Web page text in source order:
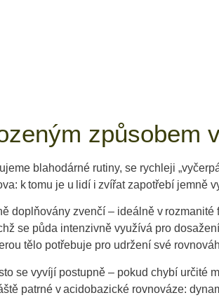
způsobem
blahodárné rutiny, se rychleji
k tomu je u lidí i zvířat zapotřebí jemně
doplňovány zvenčí – ideálně v
se půda intenzivně využívá pro
tělo potřebuje pro udržení své
se vyvíjí postupně – pokud chybí
patrné v acidobazické rovnováze: